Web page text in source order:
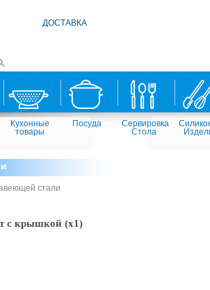
ДОСТАВКА
Кухонные
товары
Посуда
Сервировка
Стола
стали
с крышкой (х1)